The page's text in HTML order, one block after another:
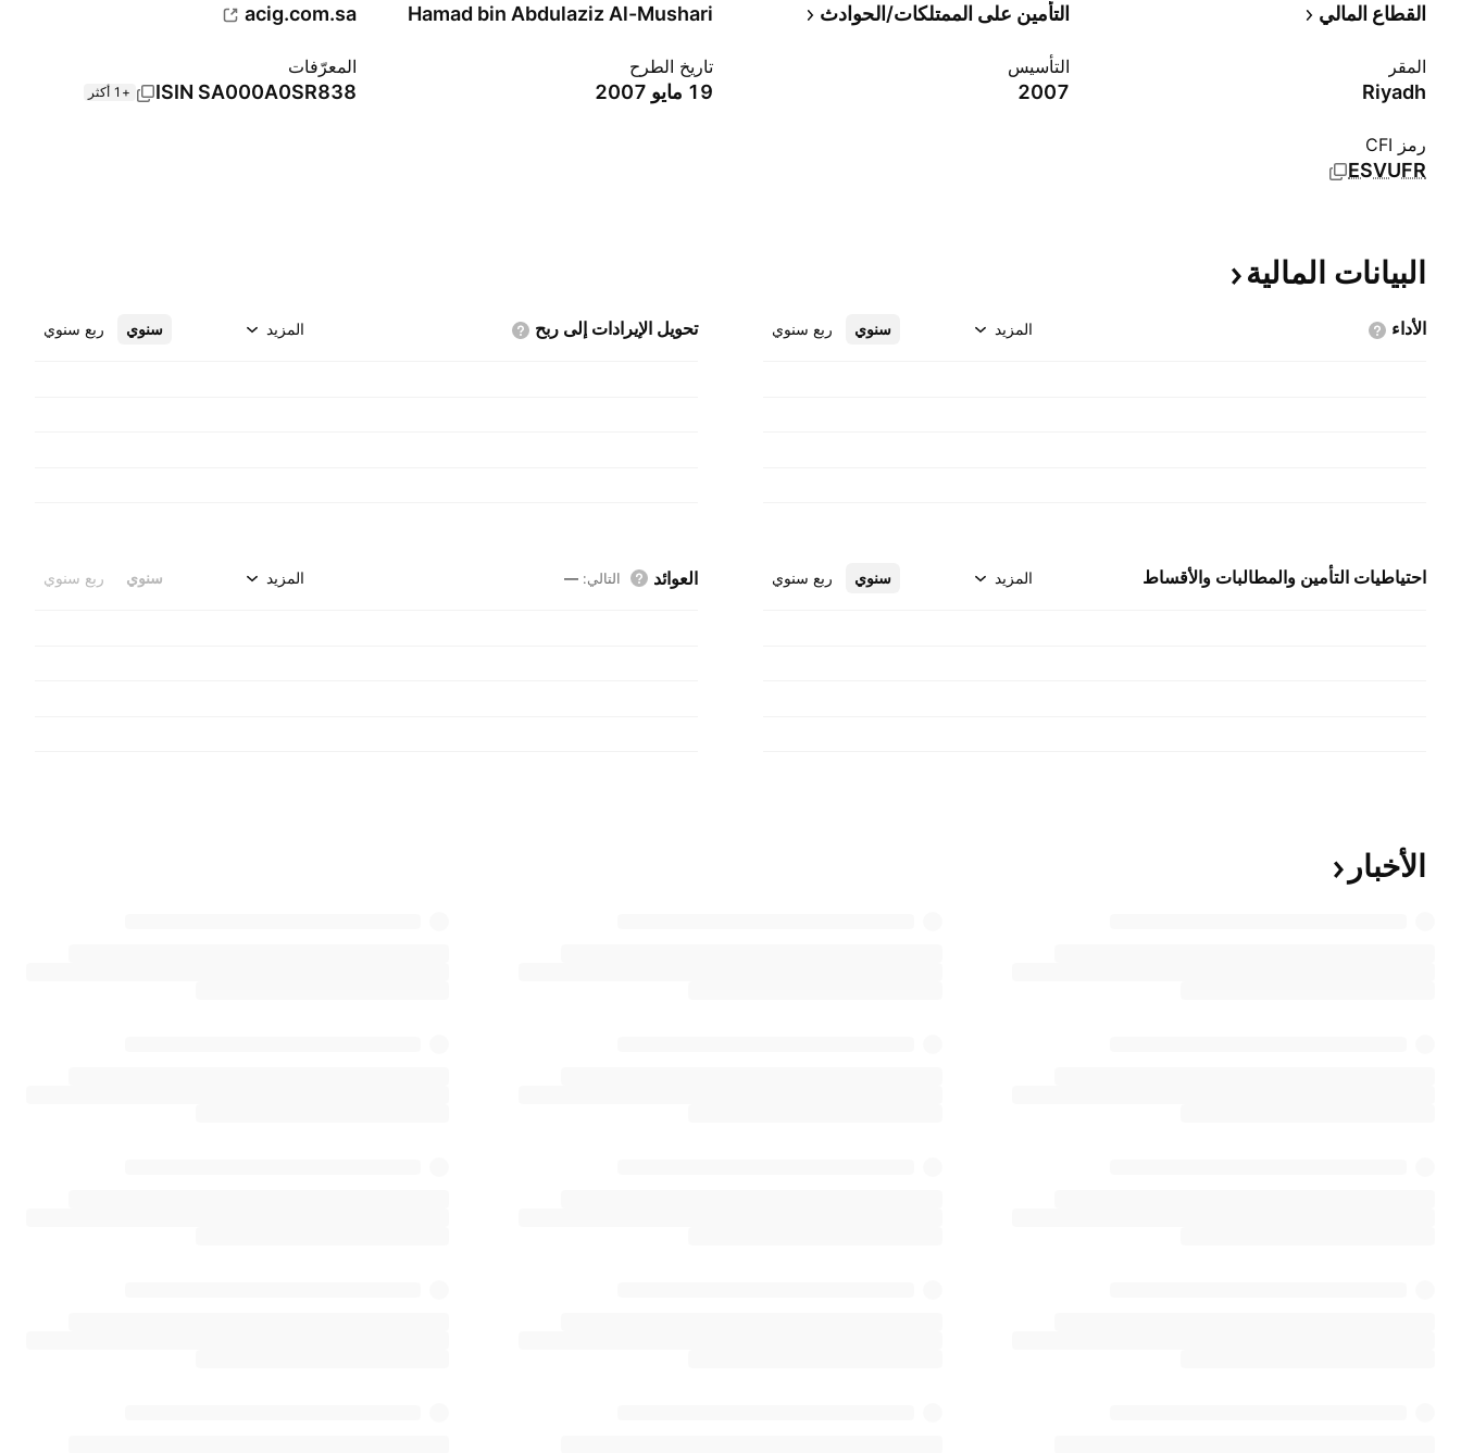
القطاع المالي التأمين على الممتلكات/الحوادث Hamad bin Abdulaziz Al-Mushari
acig.com.sa
المقر
Riyadh
التأسيس
2007
تاريخ الطرح
19 مايو 2007
المعرّفات
ISIN SA000A0SR838 +1 أكثر
رمز CFI
ESVUFR
البيانات المالية
الأداء سنوي ربع سنوي المزيد تحويل الإيرادات إلى ربح سنوي ربع سنوي المزيد
احتياطيات التأمين والمطالبات والأقساط سنوي ربع سنوي المزيد العوائد التالي:
— سنوي ربع سنوي المزيد
الأخبار